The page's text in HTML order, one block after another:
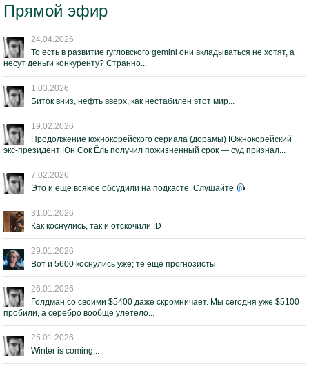
Прямой эфир
24.04.2026
То есть в развитие гугловского gemini они вкладываться не хотят, а
несут деньги конкуренту? Странно...
1.03.2026
Биток вниз, нефть вверх, как нестабилен этот мир...
19.02.2026
Продолжение южнокорейского сериала (дорамы) Южнокорейский
экс-президент Юн Сок Ёль получил пожизненный срок — суд признал...
7.02.2026
Это и ещё всякое обсудили на подкасте. Слушайте
31.01.2026
Как коснулись, так и отскочили :D
29.01.2026
Вот и 5600 коснулись уже; те ещё прогнозисты
26.01.2026
Голдман со своими $5400 даже скромничает. Мы сегодня уже $5100
пробили, а серебро вообще улетело...
25.01.2026
Winter is coming...